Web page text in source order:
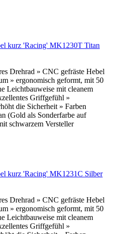
kurz 'Racing' MK1230T Titan
Drehrad » CNC gefräste Hebel
» ergonomisch geformt, mit 50
Leichtbauweise mit cleanem
Griffgefühl »
die Sicherheit » Farben
(Gold als Sonderfarbe auf
schwarzem Versteller
kurz 'Racing' MK1231C Silber
Drehrad » CNC gefräste Hebel
» ergonomisch geformt, mit 50
Leichtbauweise mit cleanem
Griffgefühl »